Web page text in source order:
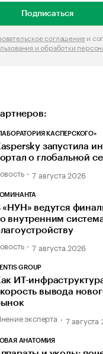
Подписаться
соглашениеи
и обработки
КАСПЕРСКОГО»
запустила
о глобальной
7 августа 2026
«НУН» ведутся
внутренним
7 августа 2026
GROUP
ИТ-
вывода
эксперта 7 августа
АНАТОМИЯ